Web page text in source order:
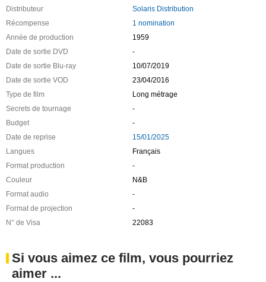
Distributeur
Solaris Distribution
Récompense
1 nomination
Année de production
1959
Date de sortie DVD
-
Date de sortie Blu-ray
10/07/2019
Date de sortie VOD
23/04/2016
Type de film
Long métrage
Secrets de tournage
-
Budget
-
Date de reprise
15/01/2025
Langues
Français
Format production
-
Couleur
N&B
Format audio
-
Format de projection
-
N° de Visa
22083
Si vous aimez ce film, vous pourriez
aimer ...